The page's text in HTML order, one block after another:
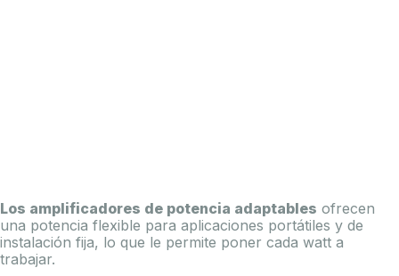
Los amplificadores de potencia adaptables ofrecen
una potencia flexible para aplicaciones portátiles y de
instalación fija, lo que le permite poner cada watt a
trabajar.